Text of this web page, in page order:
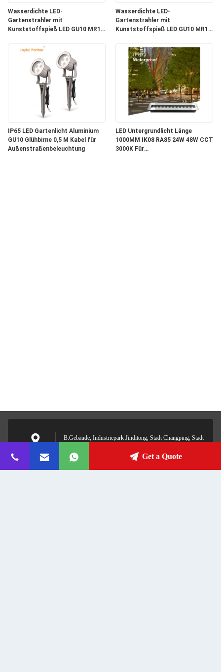
Wasserdichte LED-
Gartenstrahler mit
Kunststoffspieß LED GU10 MR16
Wasserdichte LED-
Gartenstrahler mit
Kunststoffspieß LED GU10 MR16
IP65 LED Gartenlicht Aluminium
GU10 Glühbirne 0,5 M Kabel für
Außenstraßenbeleuchtung
LED Untergrundlicht Länge
1000MM IK08 RA85 24W 48W CCT
3000K Für
B.Gebäude, Industriepark Jinditong, Stadt Changping, Stadt
Get a Quote